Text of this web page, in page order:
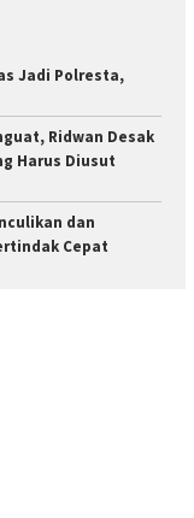
Jadi Polresta,
Ridwan Desak
Harus Diusut
dan
Cepat